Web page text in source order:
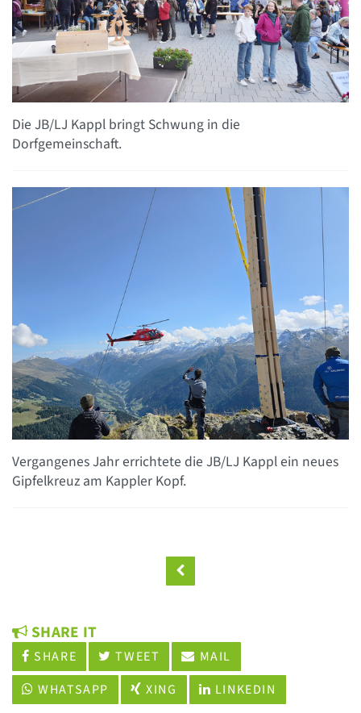
Die JB/LJ Kappl bringt Schwung in die
Dorfgemeinschaft.
Vergangenes Jahr errichtete die JB/LJ Kappl ein neues
Gipfelkreuz am Kappler Kopf.
SHARE IT
SHARE TWEET
MAIL
WHATSAPP
XING LINKEDIN